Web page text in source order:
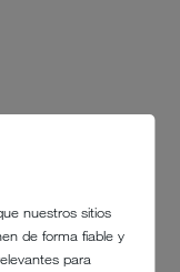
nuestros sitios
de forma fiable y
para